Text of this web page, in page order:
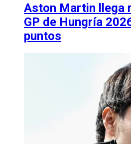
Aston Martin llega
GP de Hungría
puntos